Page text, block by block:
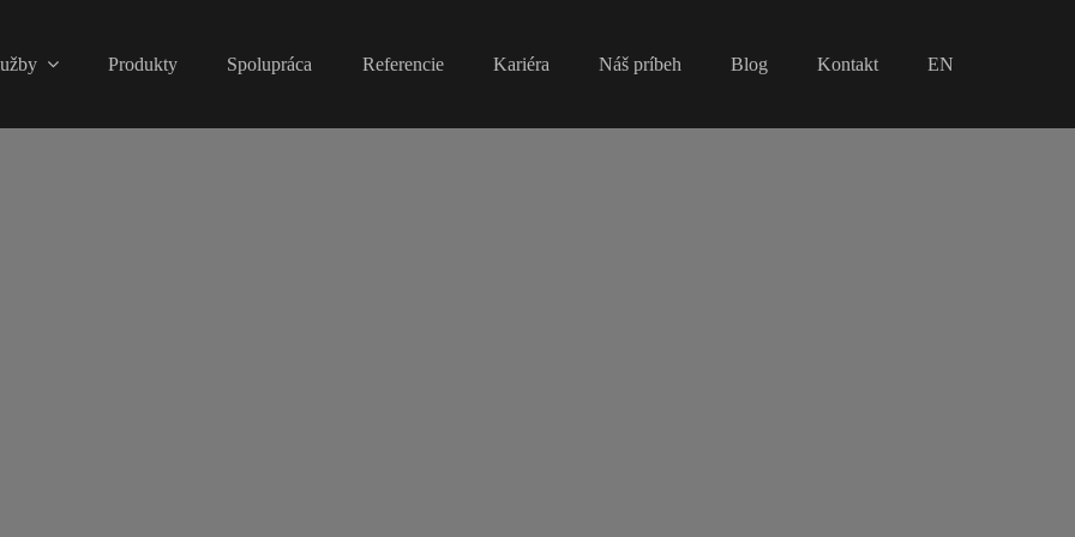
Produkty Spolupráca Referencie Kariéra Náš príbeh Blog Kontakt EN